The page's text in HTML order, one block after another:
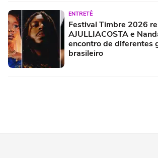
ENTRETÊ
Festival Timbre 2026
AJULLIACOSTA e
encontro de diferentes
brasileiro